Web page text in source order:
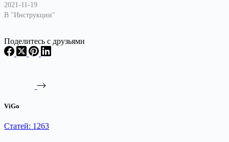
2021-11-19
В "Инструкции"
Поделитесь с друзьями
ViGo
Статей: 1263